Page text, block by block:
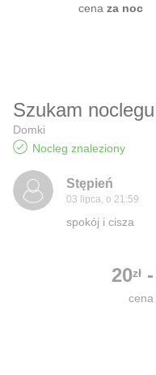
cena za noc
Szukam noclegu
Domki
Nocleg znaleziony
Stępień
03 lipca, o 21:59
spokój i cisza
20zł-
cena